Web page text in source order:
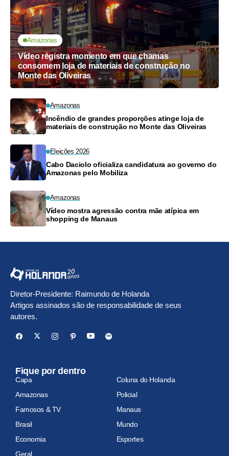
Amazonas
Vídeo registra momento em que chamas
consomem loja de materiais de construção no
Monte das Oliveiras
Amazonas
Incêndio de grandes proporções atinge loja de
materiais de construção no Monte das Oliveiras
Eleições 2026
Cabo Daciolo oficializa candidatura ao governo do
Amazonas pelo Mobiliza
Amazonas
Vídeo mostra agressão contra mãe atípica em
shopping de Manaus
Diretor-Presidente: Raimundo de Holanda
Artigos assinados são de responsabilidade de seus
autores.
Fique por dentro
Capa
Coluna do Holanda
Amazonas
Policial
Famosos & TV
Manaus
Brasil
Mundo
Economia
Esportes
Geral